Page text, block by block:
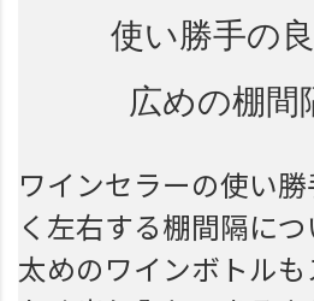
使い勝手の
広めの棚間
ワインセラーの使い
く左右する棚間隔につ
太めのワインボトル